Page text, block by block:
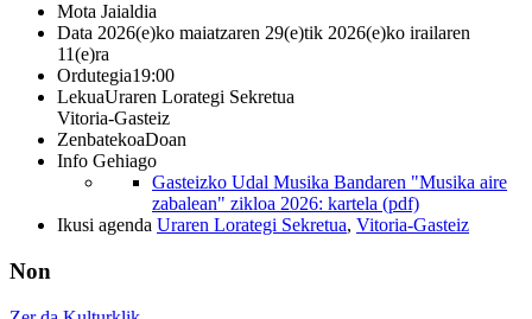
Mota Jaialdia
Data 2026(e)ko maiatzaren 29(e)tik 2026(e)ko irailaren
11(e)ra
Ordutegia19:00
LekuaUraren Lorategi Sekretua
Vitoria-Gasteiz
ZenbatekoaDoan
Info Gehiago
Gasteizko Udal Musika Bandaren "Musika aire
zabalean" zikloa 2026: kartela (pdf)
Ikusi agenda Uraren Lorategi Sekretua, Vitoria-Gasteiz
Non